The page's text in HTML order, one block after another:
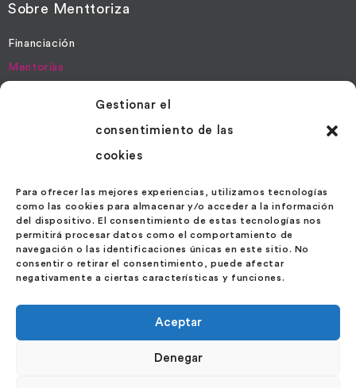
Gestionar el
consentimiento de las
cookies
Para ofrecer las mejores experiencias, utilizamos tecnologías
como las cookies para almacenar y/o acceder a la información
del dispositivo. El consentimiento de estas tecnologías nos
permitirá procesar datos como el comportamiento de
navegación o las identificaciones únicas en este sitio. No
consentir o retirar el consentimiento, puede afectar
negativamente a ciertas características y funciones.
Aceptar
Denegar
Sobre Menttoriza
Financiación
Mentorías
Políticas de Cookies
Política de Privacidad
Contáctanos
España